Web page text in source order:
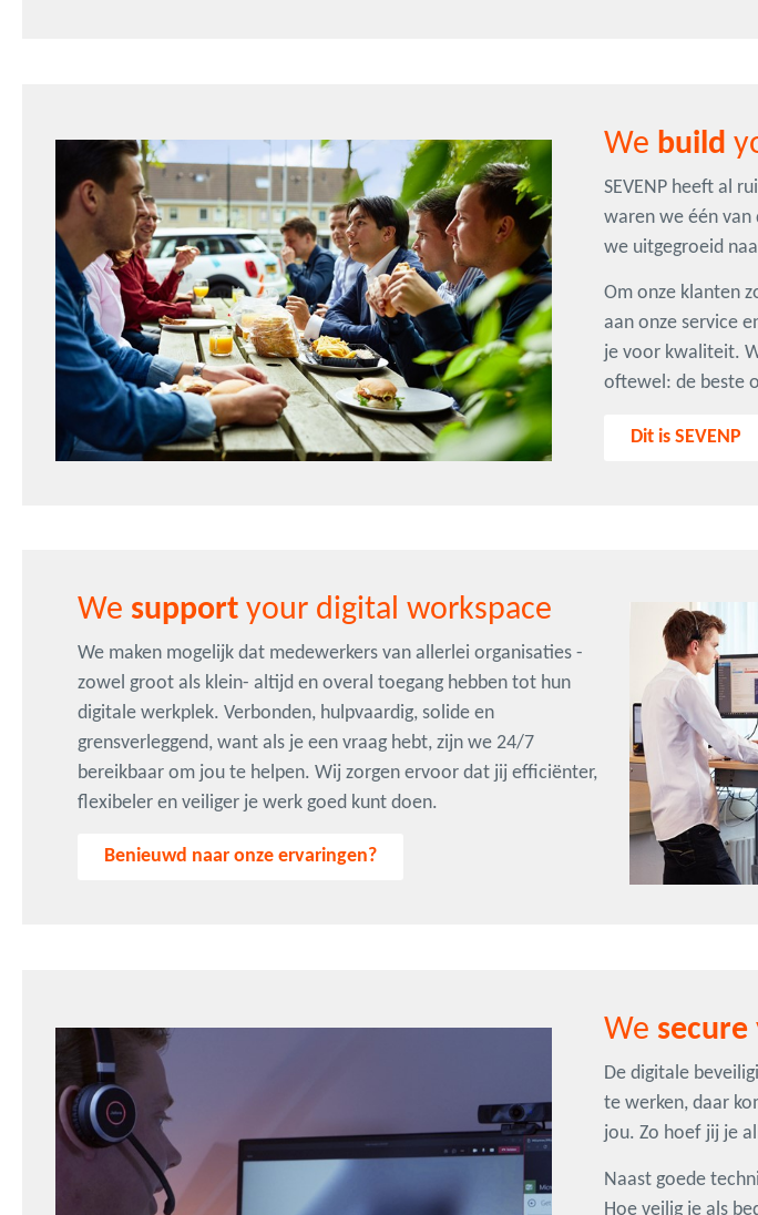
We build
SEVENP heeft al
waren we één van
we uitgegroeid
Om onze klanten
aan onze service
je voor kwaliteit.
oftewel: de beste
Dit is SEVENP
We support your digital workspace
We maken mogelijk dat medewerkers van allerlei organisaties -
zowel groot als klein- altijd en overal toegang hebben tot hun
digitale werkplek. Verbonden, hulpvaardig, solide en
grensverleggend, want als je een vraag hebt, zijn we 24/7
bereikbaar om jou te helpen. Wij zorgen ervoor dat jij efficiënter,
flexibeler en veiliger je werk goed kunt doen.
Benieuwd naar onze ervaringen?
We secure
De digitale
te werken, daar
jou. Zo hoef jij je
Naast goede
Hoe veilig je als